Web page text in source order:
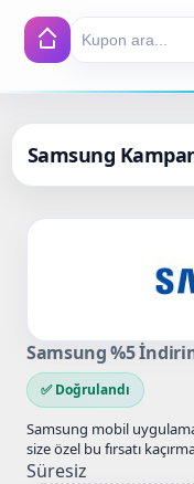
Search
Samsung
Samsung %5
✅ Doğrulandı
Samsung mobil
size özel bu fırsatı
yapacağınız ilk…
Süresiz